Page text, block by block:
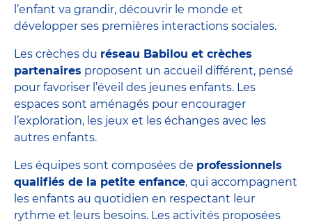
l’enfant va grandir, découvrir le monde et
développer ses premières interactions sociales.
Les crèches du réseau Babilou et crèches
partenaires proposent un accueil différent, pensé
pour favoriser l’éveil des jeunes enfants. Les
espaces sont aménagés pour encourager
l’exploration, les jeux et les échanges avec les
autres enfants.
Les équipes sont composées de professionnels
qualifiés de la petite enfance, qui accompagnent
les enfants au quotidien en respectant leur
rythme et leurs besoins. Les activités proposées